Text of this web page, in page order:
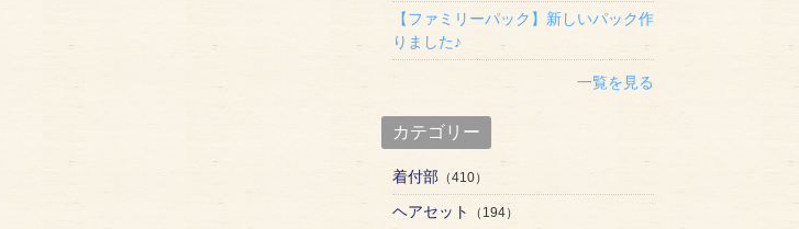
【ファミリーパック】新しいパック作
りました♪
一覧を見る
カテゴリー
着付部（410）
ヘアセット （194）